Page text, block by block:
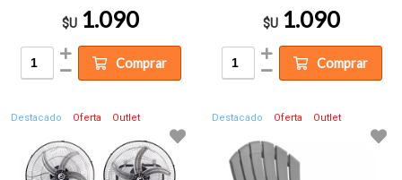
$U 1.090
Comprar
$U 1.090
Comprar
Destacado Oferta Outlet Destacado Oferta Outlet